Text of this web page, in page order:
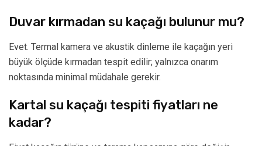
Duvar kırmadan su kaçağı bulunur mu?
Evet. Termal kamera ve akustik dinleme ile kaçağın yeri
büyük ölçüde kırmadan tespit edilir; yalnızca onarım
noktasında minimal müdahale gerekir.
Kartal su kaçağı tespiti fiyatları ne
kadar?